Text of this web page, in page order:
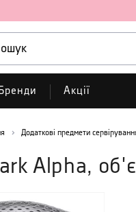
Бренди Акції
Додаткові предмети
Alpha,